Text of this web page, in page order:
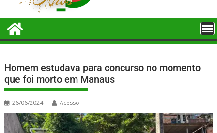
Homem estudava para concurso no momento
que foi morto em Manaus
26/06/2024 Acesso